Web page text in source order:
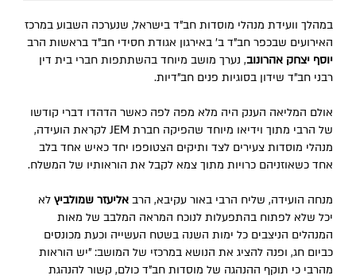
במהלך וועידת מנהלי מוסדות חב"ד בישראל, שנערכה השבוע במרכז
האירועים שבכפר חב"ד ב' באירגון אגודת חסידי חב"ד בראשות הרב
יוסף יצחק אהרונוב, נערך מושב מיוחד בהשתתפות חברי בית דין
רבני חב"ד שידון בסוגיות פנים חב"דיות.
אולם המליאה הענק היה מלא מפה לפה כאשר הדהדו דברי קודשו
של הרבי מתוך וידיאו מיוחד שהפיקה חברת JEM לקראת הועידה,
מנהלי מוסדות צעירים לצד ותיקים הצטופפו יחד כאיש אחד בלב
אחד כשאוזניהם כרויות מתוך צמא לקבל את הוראותיו של המשלח.
מנחה הועידה, שליח הרבי באור עקיבא, הרב אליעזר שמולביץלא
יכל שלא לפתוח בהתפעלות לנוכח המראה המלבב של מאות
המנהלים הניצבים כל ימות השנה בשטח העשייה וכעת מכונסים
כביום חג, ופנה להציג את הנושא במרכזי של המושב: "יש הוראות
מהרבי כי תוקף ההנהגה של מוסדות חב"ד כולם, קשור להנהגת